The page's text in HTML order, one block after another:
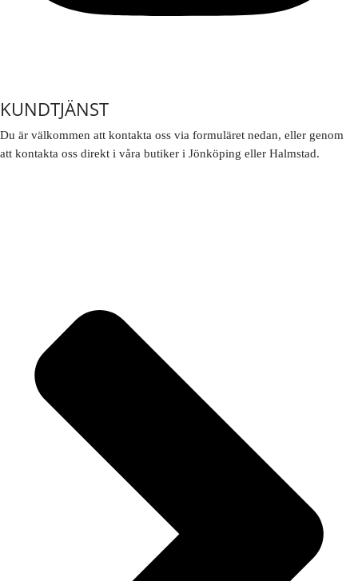
KUNDTJÄNST
Du är välkommen att kontakta oss via formuläret nedan, eller genom
att kontakta oss direkt i våra butiker i Jönköping eller Halmstad.